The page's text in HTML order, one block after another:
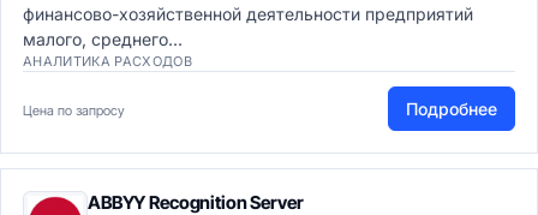
финансово-хозяйственной деятельности предприятий
малого, среднего...
АНАЛИТИКА РАСХОДОВ
Цена по запросу Подробнее
ABBYY Recognition Server